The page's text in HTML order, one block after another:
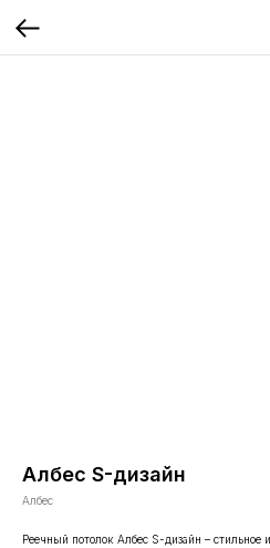
Албес S-дизайн
Албес
Реечный потолок Албес S-дизайн – стильное